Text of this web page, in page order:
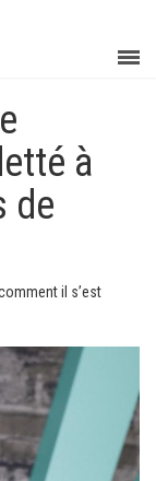
à
de
il s’est